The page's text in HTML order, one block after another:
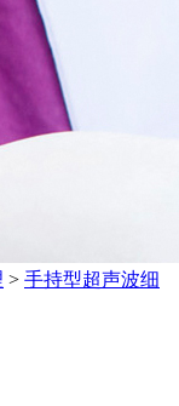
> 手持型超声波细